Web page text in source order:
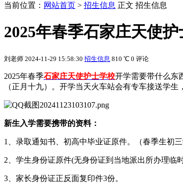
当前位置： 网站首页 > 招生信息 正文 招生信息
2025年春季石家庄天使
刘老师 2024-11-29 15:58:30 招生信息 810 ℃ 0 评论
2025年春季石家庄天使护士学校开学需要带什么东
（正月十九）。开学当天火车站会有专车接送学
新生入学需要携带的资料：
1、录取通知书、初高中毕业证原件。（春季生初三
2、学生身份证原件(无身份证到当地派出所办理临
3、家长身份证正反面复印件3份。